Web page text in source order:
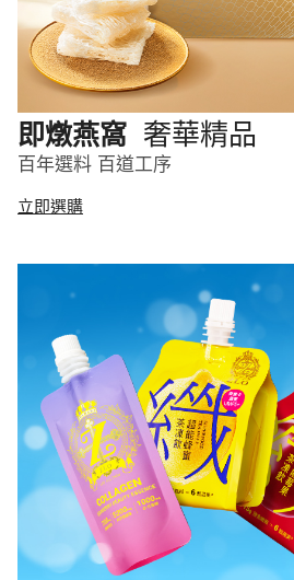
即燉燕窩 奢華精品
百年選料 百道工序
立即選購